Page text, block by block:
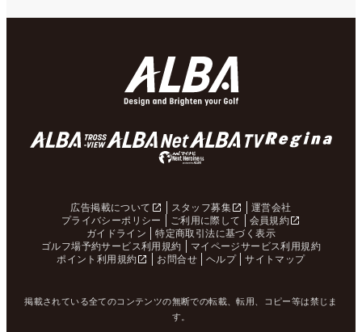
広告掲載について スタッフ募集
運営会社
プライバシーポリシー
ご利用に際して
会員規約
ガイドライン
特定商取引法に基づく表示
ゴルフ場予約サービス利用規約
マイページサービス利用規約
ポイント利用規約
お問合せ ヘルプ サイトマップ
掲載されている全てのコンテンツの無断での転載、転用、コピー等は禁じま
す。